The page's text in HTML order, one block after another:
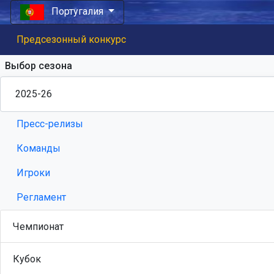
Португалия
Предсезонный конкурс
Выбор сезона
Пресс-релизы
Команды
Игроки
Регламент
Чемпионат
Кубок